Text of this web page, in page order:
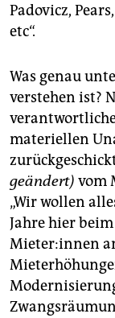
Padovicz,
etc“.
Was genau
verstehen ist?
materiellen
geändert) vom
„Wir wollen
Jahre hier
Mieter:innen